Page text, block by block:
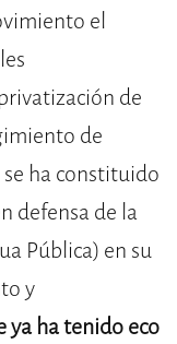
el
de
de
ha constituido
defensa de la
Pública) en su
y
ya ha tenido eco